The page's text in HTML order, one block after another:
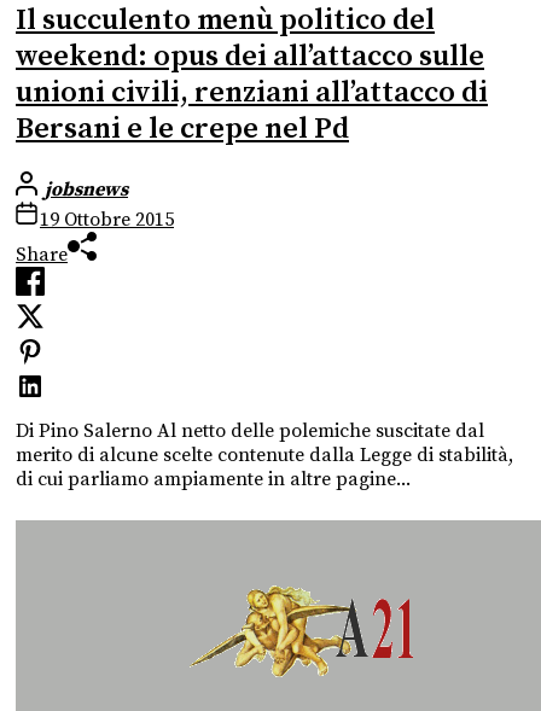
Il succulento menù politico del
weekend: opus dei all’attacco sulle
unioni civili, renziani all’attacco di
Bersani e le crepe nel Pd
jobsnews
19 Ottobre 2015
Share
Di Pino Salerno Al netto delle polemiche suscitate dal
merito di alcune scelte contenute dalla Legge di stabilità,
di cui parliamo ampiamente in altre pagine...